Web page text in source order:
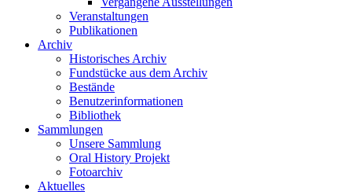
Veranstaltungen
Publikationen
Archiv
Historisches Archiv
Fundstücke aus dem Archiv
Bestände
Benutzerinformationen
Bibliothek
Sammlungen
Unsere Sammlung
Oral History Projekt
Fotoarchiv
Aktuelles